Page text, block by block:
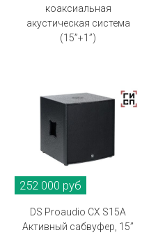
коаксиальная
акустическая система
(15”+1”)
252 000 руб
DS Proaudio CX S15A
Активный сабвуфер, 15”